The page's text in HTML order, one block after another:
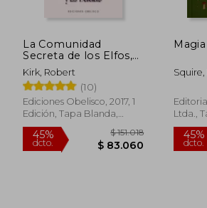
La Comunidad
Secreta de los Elfos,
los Faunos y las
Hadas
Kirk, Robert
(10)
Ediciones Obelisco, 2017, 1
Edición, Tapa Blanda,
Nuevo
Squire,
Ltda.,